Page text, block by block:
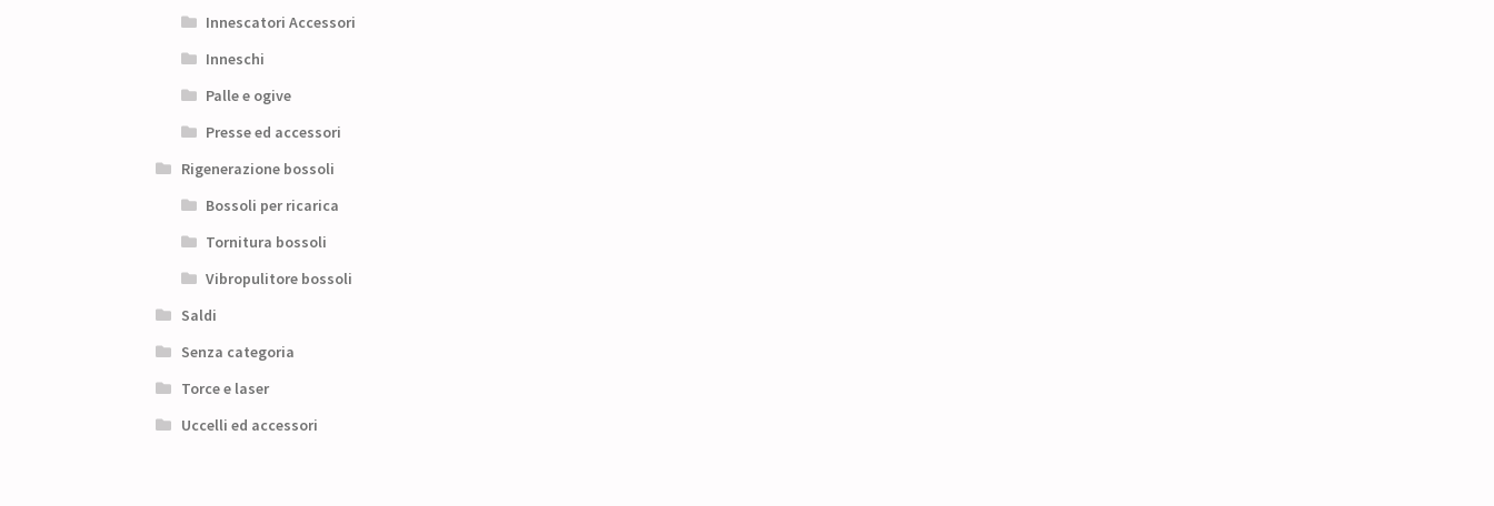
Innescatori Accessori
Inneschi
Palle e ogive
Presse ed accessori
Rigenerazione bossoli
Bossoli per ricarica
Tornitura bossoli
Vibropulitore bossoli
Saldi
Senza categoria
Torce e laser
Uccelli ed accessori